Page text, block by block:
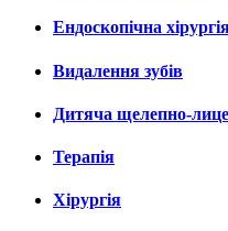
Ендоскопічна
Видалення зубів
Дитяча щелепно-
Терапія
Хірургія